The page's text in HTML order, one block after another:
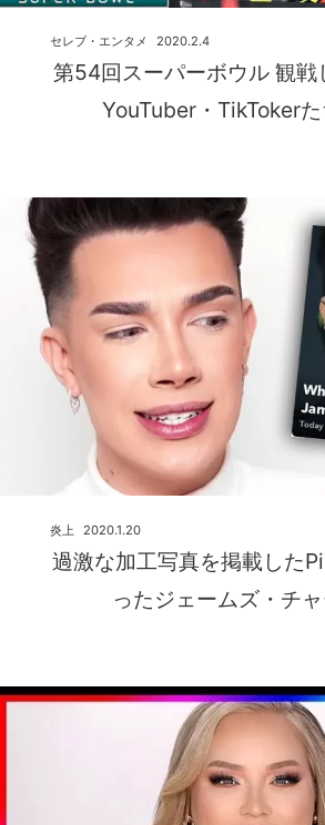
第54回スーパーボウル 観戦
YouTuber・TikToker
2020.2.4
セレブ・エンタメ
過激な加工写真を掲載した
ったジェームズ・チ
2020.1.20
炎上